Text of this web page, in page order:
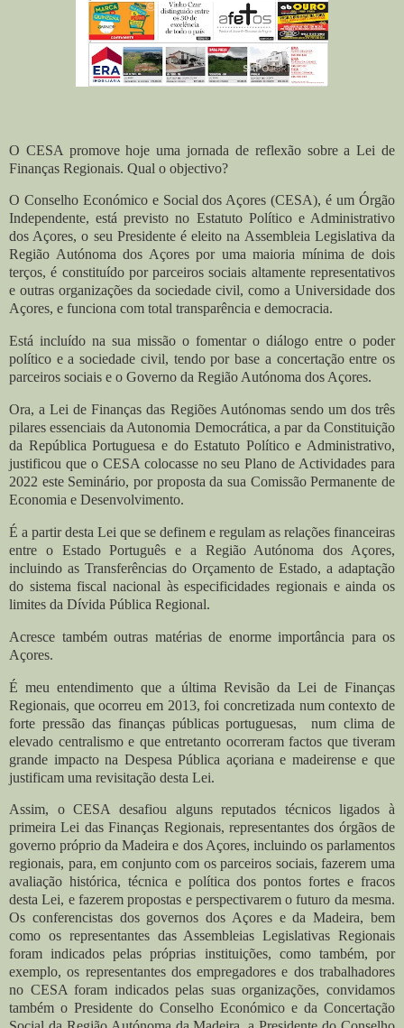
O CESA promove hoje uma jornada de reflexão sobre a Lei de
Finanças Regionais. Qual o objectivo?
O Conselho Económico e Social dos Açores (CESA), é um Órgão
Independente, está previsto no Estatuto Político e Administrativo
dos Açores, o seu Presidente é eleito na Assembleia Legislativa da
Região Autónoma dos Açores por uma maioria mínima de dois
terços, é constituído por parceiros sociais altamente representativos
e outras organizações da sociedade civil, como a Universidade dos
Açores, e funciona com total transparência e democracia.
Está incluído na sua missão o fomentar o diálogo entre o poder
político e a sociedade civil, tendo por base a concertação entre os
parceiros sociais e o Governo da Região Autónoma dos Açores.
Ora, a Lei de Finanças das Regiões Autónomas sendo um dos três
pilares essenciais da Autonomia Democrática, a par da Constituição
da República Portuguesa e do Estatuto Político e Administrativo,
justificou que o CESA colocasse no seu Plano de Actividades para
2022 este Seminário, por proposta da sua Comissão Permanente de
Economia e Desenvolvimento.
É a partir desta Lei que se definem e regulam as relações financeiras
entre o Estado Português e a Região Autónoma dos Açores,
incluindo as Transferências do Orçamento de Estado, a adaptação
do sistema fiscal nacional às especificidades regionais e ainda os
limites da Dívida Pública Regional.
Acresce também outras matérias de enorme importância para os
Açores.
É meu entendimento que a última Revisão da Lei de Finanças
Regionais, que ocorreu em 2013, foi concretizada num contexto de
forte pressão das finanças públicas portuguesas, num clima de
elevado centralismo e que entretanto ocorreram factos que tiveram
grande impacto na Despesa Pública açoriana e madeirense e que
justificam uma revisitação desta Lei.
Assim, o CESA desafiou alguns reputados técnicos ligados à
primeira Lei das Finanças Regionais, representantes dos órgãos de
governo próprio da Madeira e dos Açores, incluindo os parlamentos
regionais, para, em conjunto com os parceiros sociais, fazerem uma
avaliação histórica, técnica e política dos pontos fortes e fracos
desta Lei, e fazerem propostas e perspectivarem o futuro da mesma.
Os conferencistas dos governos dos Açores e da Madeira, bem
como os representantes das Assembleias Legislativas Regionais
foram indicados pelas próprias instituições, como também, por
exemplo, os representantes dos empregadores e dos trabalhadores
no CESA foram indicados pelas suas organizações, convidamos
também o Presidente do Conselho Económico e da Concertação